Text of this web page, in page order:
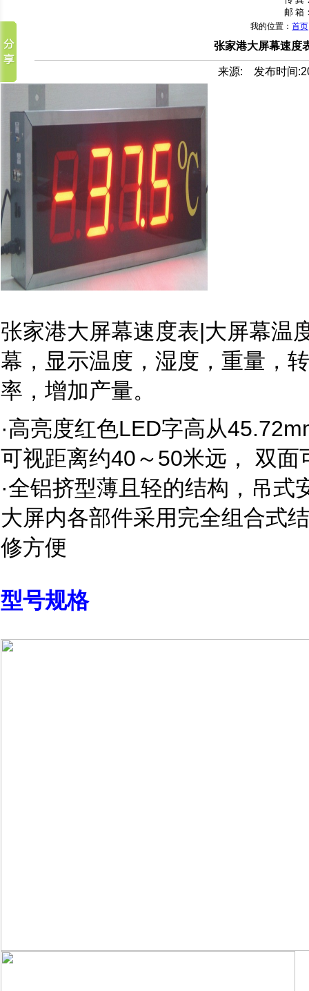
邮 箱
我的位置： 首页
张家港大屏幕速度
来源: 发布时间
张家港大屏幕速度表|大屏幕温
幕，显示温度，湿度，重量，
率，增加产量。
·高亮度红色LED字高从
可视距离约40～50米远， 双
·全铝挤型薄且轻的结构，吊式
大屏内各部件采用完全组合式
修方便
型号规格